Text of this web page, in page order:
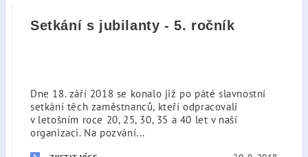
Setkání s jubilanty - 5. ročník
Dne 18. září 2018 se konalo již po páté slavnostní
setkání těch zaměstnanců, kteří odpracovali
v letošním roce 20, 25, 30, 35 a 40 let v naší
organizaci. Na pozvání...